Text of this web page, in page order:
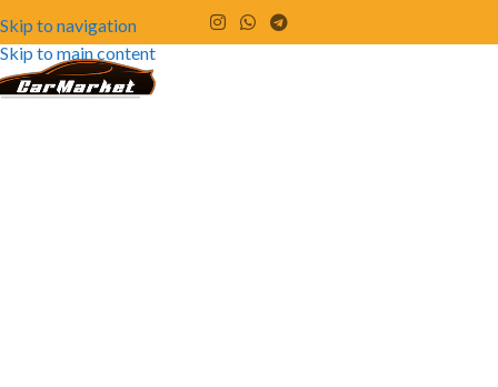
Skip to navigation
Skip to main content